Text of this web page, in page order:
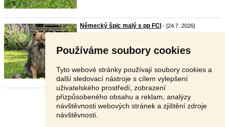
Používáme soubory cookies
Tyto webové stránky používají soubory cookies a
další sledovací nástroje s cílem vylepšení
uživatelského prostředí, zobrazení
přizpůsobeného obsahu a reklam, analýzy
návštěvnosti webových stránek a zjištění zdroje
návštěvnosti.
Německý špic malý s pp FCI - [24.7. 2026]
Dohodou
Stránka: 1 2 Další